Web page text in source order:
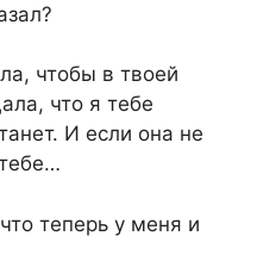
чтобы в твоей
что я тебе
И если она не
теперь у меня и